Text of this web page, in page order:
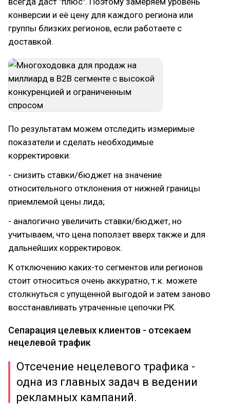
конверсии и её цену для каждого региона или
группы близких регионов, если работаете с
доставкой.
По результатам можем отследить измеримые
показатели и сделать необходимые
корректировки:
- снизить ставки/бюджет на значение
относительного отклонения от нижней границы
приемлемой цены лида;
- аналогично увеличить ставки/бюджет, но
учитываем, что цена поползет вверх также и для
дальнейших корректировок.
К отключению каких-то сегментов или регионов
стоит относиться очень аккуратно, т.к. можете
столкнуться с упущенной выгодой и затем заново
восстанавливать утраченные цепочки РК.
Сепарация целевых клиентов - отсекаем
нецелевой трафик
Отсечение нецелевого трафика -
одна из главных задач в ведении
рекламных кампаний.